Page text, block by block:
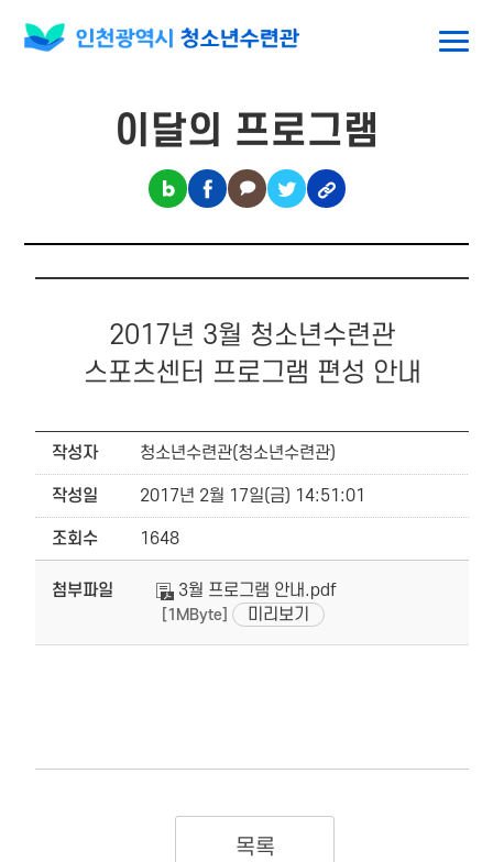
이달의 프로그램
2017년 3월 청소년수련관
스포츠센터 프로그램 편성 안내
작성자 청소년수련관(청소년수련관)
작성일 2017년 2월 17일(금) 14:51:01
조회수 1648
첨부파일 3월 프로그램 안내.pdf
[1MByte] 미리보기
목록